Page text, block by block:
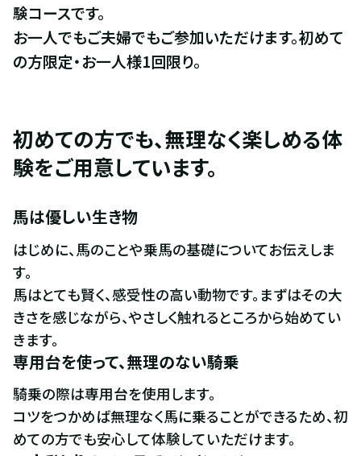
験コースです。
お一人でもご夫婦でもご参加いただけます。初めて
の方限定・お一人様1回限り。
初めての方でも、無理なく楽しめる体
験をご用意しています。
馬は優しい生き物
はじめに、馬のことや乗馬の基礎についてお伝えしま
す。
馬はとても賢く、感受性の高い動物です。まずはその大
きさを感じながら、やさしく触れるところから始めてい
きます。
専用台を使って、無理のない騎乗
騎乗の際は専用台を使用します。
コツをつかめば無理なく馬に乗ることができるため、初
めての方でも安心して体験していただけます。